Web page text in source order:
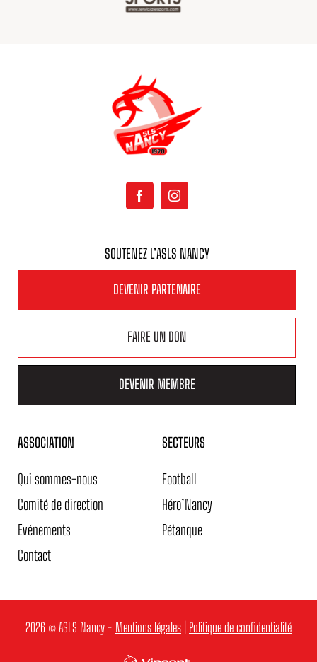
ASSOCIATION
Qui sommes-nous
Comité de direction
Evénements
Contact
SECTEURS
Football
Héro’Nancy
Pétanque
SOUTENEZ L’ASLS NANCY
DEVENIR PARTENAIRE
FAIRE UN DON
DEVENIR MEMBRE
2026 © ASLS Nancy - Mentions légales Politique de confidentialité